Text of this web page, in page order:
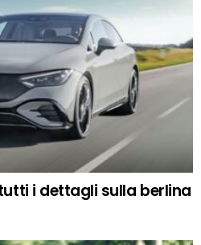
tutti i dettagli sulla berlina